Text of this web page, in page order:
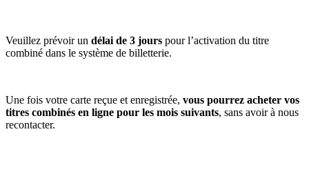
Veuillez prévoir un délai de 3 jours pour l’activation du titre
combiné dans le système de billetterie.
Une fois votre carte reçue et enregistrée, vous pourrez acheter vos
titres combinés en ligne pour les mois suivants, sans avoir à nous
recontacter.